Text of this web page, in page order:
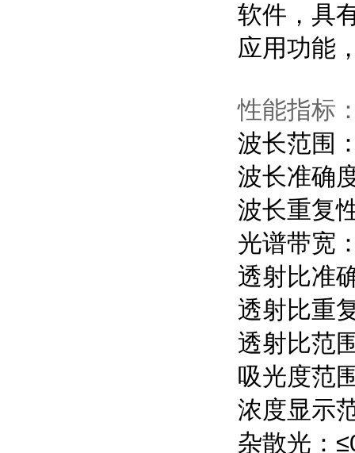
软件，具
应用功能
性能指标
波长范围
波长准确
波长重复
光谱带宽
透射比准
透射比重
透射比范
吸光度范
浓度显示
杂散光：